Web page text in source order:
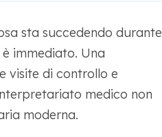
sta succedendo durante
immediato. Una
visite di controllo e
medico non
moderna.